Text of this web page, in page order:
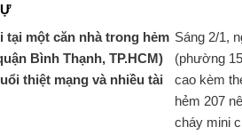
một căn nhà trong hẻm
Bình Thạnh, TP.HCM)
thiệt mạng và nhiều tài
Sáng 2/1,
(phường
cao kèm
hẻm 207
cháy mini